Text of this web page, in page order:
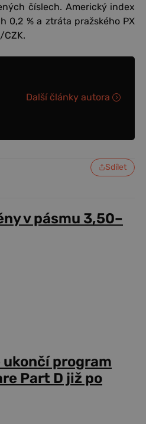
číslech. Americký index
0,2 % a ztráta pražského PX
CZK.
Další články autora
Sdílet
v pásmu 3,50–
program
Part D již po